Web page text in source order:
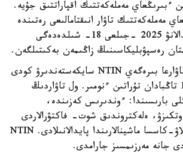
ءبىرىڭعاي مەملەكەتتىك اقپاراتتىق جۇيە.
تاۋار انىقتامالىعى رەتىندە
مىندەتتى تۇردە پايدالانۋ 2025 -جىلعى 18- شىلدەدەگى
كاتالوگتاعى ءاربىر تاۋارعا بىرەگەي NTIN سايكەستەندىرۋ كودى
بەرىلەدى. بۇل - 13 تاڭبادان تۇراتىن ءنومىر. ول تاۋاردىڭ
بارىسىندا: ءوندىرىس كەزىندە،
وتكىزۋ، ەلەكتروندىق شوت- فاكتۋرالاردى
راسىمدەۋ جانە باقىلاۋ-كاسسا ماشينالارىندا پايدالانىلادى. NTIN
جانە مەرزىمسىز جارامدى.